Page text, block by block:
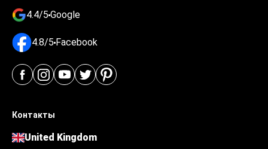
4.4/5 Google
4.8/5 Facebook
Контакты
United Kingdom